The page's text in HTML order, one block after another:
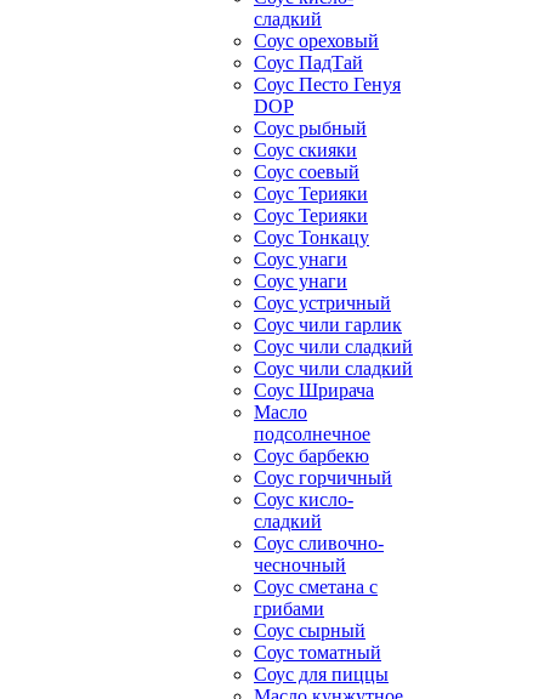
сладкий
Соус ореховый
Соус ПадТай
Соус Песто Генуя
DOP
Соус рыбный
Соус скияки
Соус соевый
Соус Терияки
Соус Терияки
Соус Тонкацу
Соус унаги
Соус унаги
Соус устричный
Соус чили гарлик
Соус чили сладкий
Соус чили сладкий
Соус Шрирача
Масло
подсолнечное
Соус барбекю
Соус горчичный
Соус кисло-
сладкий
Соус сливочно-
чесночный
Соус сметана с
грибами
Соус сырный
Соус томатный
Соус для пиццы